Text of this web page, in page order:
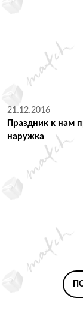
21.12.2016
Праздник к нам
наружка